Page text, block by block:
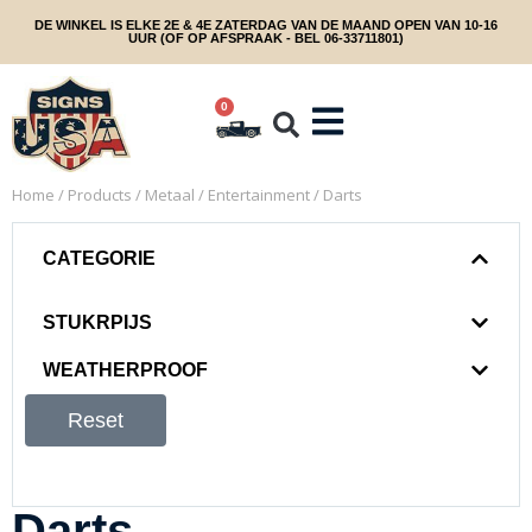
DE WINKEL IS ELKE 2E & 4E ZATERDAG VAN DE MAAND OPEN VAN 10-16
UUR (OF OP AFSPRAAK - BEL 06-33711801)
0
Home / Products / Metaal / Entertainment/ Darts
CATEGORIE
STUKRPIJS
WEATHERPROOF
Reset